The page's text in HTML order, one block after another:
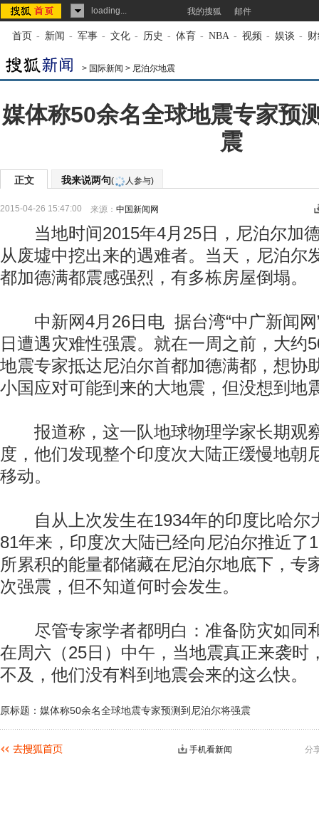
loading... 我的搜狐 邮件
首页 - 新闻 - 军事 - 文化 - 历史 - 体育 - NBA - 视频 - 娱谈 -
> 国际新闻 > 尼泊尔地震
媒体称50余名全球地震专家预
震
正文 我来说两句( 人参与)
2015-04-26 15:47:00 来源： 中国新闻网
当地时间2015年4月25日，尼泊尔加
从废墟中挖出来的遇难者。当天，尼泊尔
都加德满都震感强烈，有多栋房屋倒塌。
中新网4月26日电 据台湾“中广新闻网
日遭遇灾难性强震。就在一周之前，大约
地震专家抵达尼泊尔首都加德满都，想协
小国应对可能到来的大地震，但没想到地
报道称，这一队地球物理学家长期观
度，他们发现整个印度次大陆正缓慢地朝
移动。
自从上次发生在1934年的印度比哈尔
81年来，印度次大陆已经向尼泊尔推近了
所累积的能量都储藏在尼泊尔地底下，专
次强震，但不知道何时会发生。
尽管专家学者都明白：准备防灾如同
在周六（25日）中午，当地震真正来袭时
不及，他们没有料到地震会来的这么快。
原标题：媒体称50余名全球地震专家预测到尼泊尔将强震
分
手机看新闻